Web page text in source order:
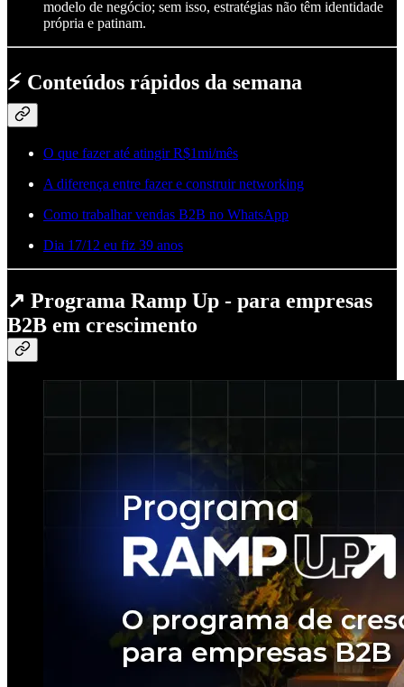
modelo de negócio; sem isso, estratégias não têm identidade
própria e patinam.
⚡ Conteúdos rápidos da semana
O que fazer até atingir R$1mi/mês
A diferença entre fazer e construir networking
Como trabalhar vendas B2B no WhatsApp
Dia 17/12 eu fiz 39 anos
↗️ Programa Ramp Up - para empresas
B2B em crescimento